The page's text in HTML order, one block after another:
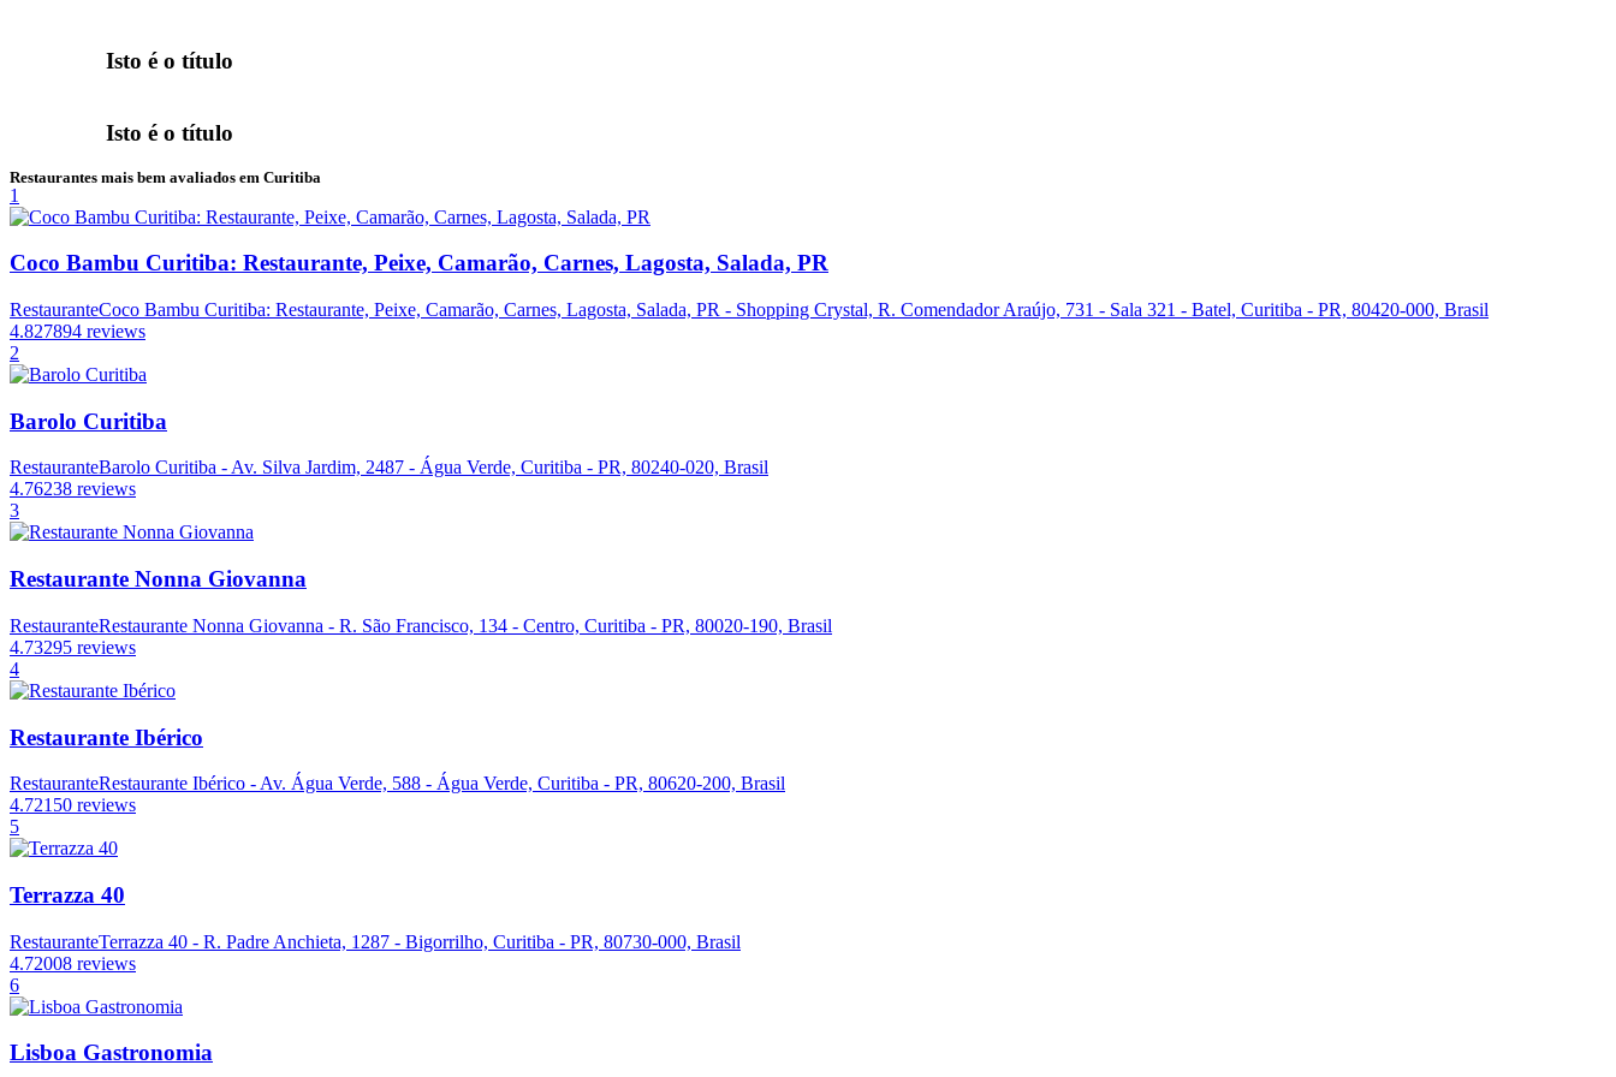
Isto é o título
Isto é o título
Restaurantes mais bem avaliados em Curitiba
1
Coco Bambu Curitiba: Restaurante, Peixe, Camarão, Carnes, Lagosta, Salada, PR
RestauranteCoco Bambu Curitiba: Restaurante, Peixe, Camarão, Carnes, Lagosta, Salada, PR - Shopping Crystal, R. Comendador Araújo, 731 - Sala 321 - Batel, Curitiba - PR, 80420-000, Brasil
4.827894 reviews
2
Barolo Curitiba
RestauranteBarolo Curitiba - Av. Silva Jardim, 2487 - Água Verde, Curitiba - PR, 80240-020, Brasil
4.76238 reviews
3
Restaurante Nonna Giovanna
RestauranteRestaurante Nonna Giovanna - R. São Francisco, 134 - Centro, Curitiba - PR, 80020-190, Brasil
4.73295 reviews
4
Restaurante Ibérico
RestauranteRestaurante Ibérico - Av. Água Verde, 588 - Água Verde, Curitiba - PR, 80620-200, Brasil
4.72150 reviews
5
Terrazza 40
RestauranteTerrazza 40 - R. Padre Anchieta, 1287 - Bigorrilho, Curitiba - PR, 80730-000, Brasil
4.72008 reviews
6
Lisboa Gastronomia